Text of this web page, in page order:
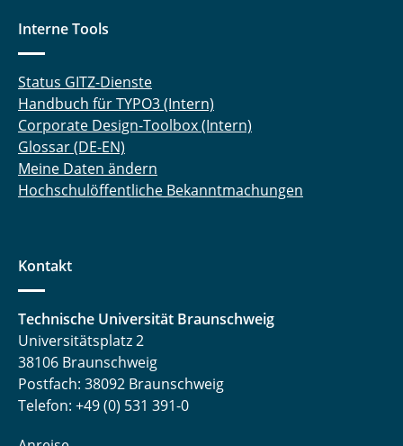
Interne Tools
Status GITZ-Dienste
Handbuch für TYPO3 (Intern)
Corporate Design-Toolbox (Intern)
Glossar (DE-EN)
Meine Daten ändern
Hochschulöffentliche Bekanntmachungen
Kontakt
Technische Universität Braunschweig
Universitätsplatz 2
38106 Braunschweig
Postfach: 38092 Braunschweig
Telefon: +49 (0) 531 391-0